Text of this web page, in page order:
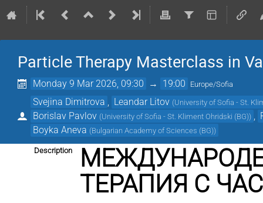
Particle Therapy Masterclass in
Monday 9 Mar 2026, 09:30 → 19:00 Europe/Sofia
Svejina Dimitrova Leandar Litov (University of Sofia - St.
Borislav Pavlov (University of Sofia - St. Kliment Ohridski (BG))
Boyka Aneva (Bulgarian Academy of Sciences (BG))
Description
ТЕРАПИЯ С